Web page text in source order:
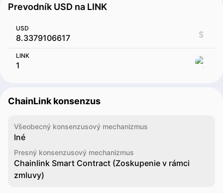
Prevodník USD na LINK
USD
$
LINK
ChainLink konsenzus
Všeobecný konsenzusový mechanizmus
Iné
Presný konsenzusový mechanizmus
Chainlink Smart Contract (Zoskupenie v rámci
zmluvy)